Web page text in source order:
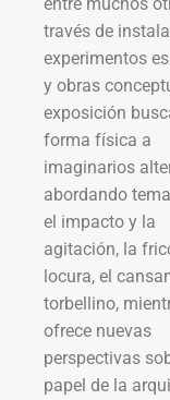
través de
experimentos
y obras
exposición
forma física a
imaginarios
abordando
el impacto y la
agitación, la
locura, el
torbellino,
ofrece nuevas
perspectivas
papel de la